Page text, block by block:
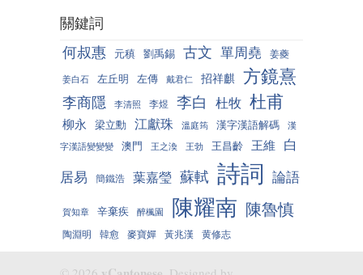
關鍵詞
何叔惠 元稹 劉禹錫 古文 單周堯 姜夔
姜白石 左丘明 左傳 戴君仁 招祥麒 方鏡熹
李商隱 李清照 李煜 李白 杜牧 杜甫
柳永 梁立勳 江獻珠 溫庭筠 漢字漢語解碼
漢
字漢語變變變
澳門 王之渙 王勃 王昌齡 王維 白
居易
簡鐵浩 葉嘉瑩 蘇軾 詩詞 論語
賀知章 辛棄疾 醉楓園 陳耀南 陳魯慎
陶淵明 韓愈 麥寶嬋 黃兆漢 黄修志